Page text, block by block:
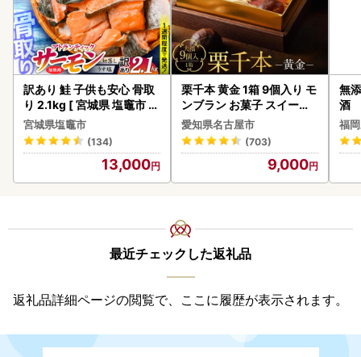
訳あり 鮭 子供も安心 骨取
り 2.1kg [ 宮城県 塩竈市 ]
鮭
宮城県塩竈市
(134)
13,000
栗千本 黄金 1箱 9個入り モ
ンブラン お菓子 スイーツ
デザート モンブラン 人気
愛知県名古屋市
(703)
9,000
無
酒
福
最近チェックした返礼品
返礼品詳細ページの閲覧で、ここに履歴が表示されます。